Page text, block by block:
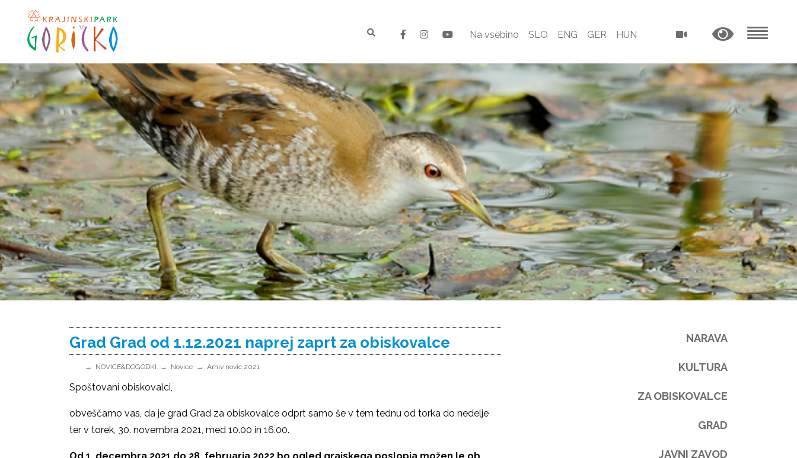
Na vsebino SLO ENG GER HUN
Grad Grad od 1.12.2021 naprej zaprt za obiskovalce
NOVICE&DOGODKI Novice Arhiv novic 2021
Spoštovani obiskovalci,
obveščamo vas, da je grad Grad za obiskovalce odprt samo še v tem tednu od torka do nedelje
ter v torek, 30. novembra 2021, med 10.00 in 16.00.
NARAVA
KULTURA
ZA OBISKOVALCE
GRAD
JAVNI ZAVOD